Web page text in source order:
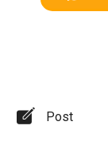
Post